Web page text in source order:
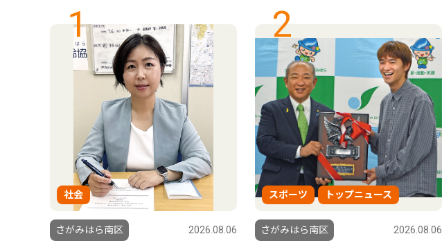
1
社会
さがみはら南区 2026.08.06
2
スポーツ トップニュース
さがみはら南区 2026.08.06